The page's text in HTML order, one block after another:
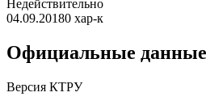
Недействительно
04.09.20180 хар-к
Официальные
Версия КТРУ